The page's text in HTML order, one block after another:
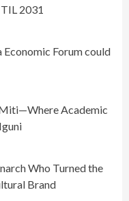
2031
Forum could
Academic
Who Turned the
Brand